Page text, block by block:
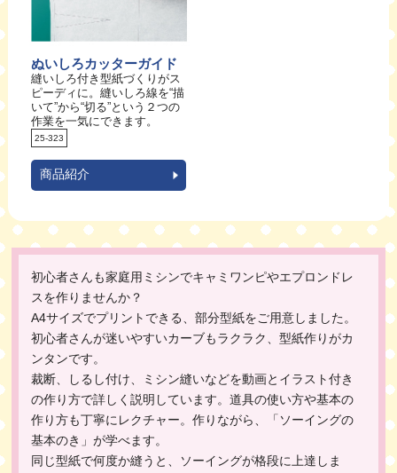
ぬいしろカッターガイド
縫いしろ付き型紙づくりがス
ピーディに。縫いしろ線を“描
いて”から“切る”という２つの
作業を一気にできます。
25-323
商品紹介
初心者さんも家庭用ミシンでキャミワンピやエプロンドレ
スを作りませんか？
A4サイズでプリントできる、部分型紙をご用意しました。
初心者さんが迷いやすいカーブもラクラク、型紙作りがカ
ンタンです。
裁断、しるし付け、ミシン縫いなどを動画とイラスト付き
の作り方で詳しく説明しています。道具の使い方や基本の
作り方も丁寧にレクチャー。作りながら、「ソーイングの
基本のき」が学べます。
同じ型紙で何度か縫うと、ソーイングが格段に上達しま